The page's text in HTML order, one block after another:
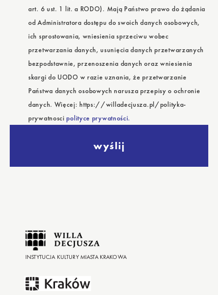
art. 6 ust. 1 lit. a RODO). Mają Państwo prawo do żądania
od Administratora dostępu do swoich danych osobowych,
ich sprostowania, wniesienia sprzeciwu wobec
przetwarzania danych, usunięcia danych przetwarzanych
bezpodstawnie, przenoszenia danych oraz wniesienia
skargi do UODO w razie uznania, że przetwarzanie
Państwa danych osobowych narusza przepisy o ochronie
danych. Więcej: https://willadecjusza.pl/polityka-
prywatnoscipolityce prywatności.
wyślij
INSTYTUCJA KULTURY MIASTA KRAKOWA